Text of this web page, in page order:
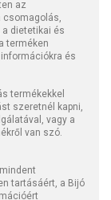
az
csomagolás,
dietetikai és
terméken
és
termékekkel
szeretnél kapni,
vagy a
van szó.
tartásáért, a Bijó